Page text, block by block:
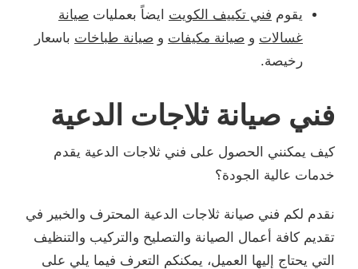
يقوم فني تكييف الكويت ايضاً بعمليات صيانة
غسالات و صيانة مكيفات و صيانة طباخات باسعار
رخيصة.
فني صيانة ثلاجات الدعية
كيف يمكنني الحصول على فني ثلاجات الدعية يقدم
خدمات عالية الجودة؟
نقدم لكم فني صيانة ثلاجات الدعية المحترف والخبير في
تقديم كافة أعمال الصيانة والتصليح والتركيب والتنظيف
التي يحتاج إليها العميل، يمكنكم التعرف فيما يلي على